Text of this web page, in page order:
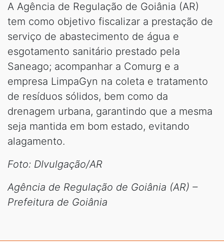
A Agência de Regulação de Goiânia (AR)
tem como objetivo fiscalizar a prestação de
serviço de abastecimento de água e
esgotamento sanitário prestado pela
Saneago; acompanhar a Comurg e a
empresa LimpaGyn na coleta e tratamento
de resíduos sólidos, bem como da
drenagem urbana, garantindo que a mesma
seja mantida em bom estado, evitando
alagamento.
Foto: DIvulgação/AR
Agência de Regulação de Goiânia (AR) –
Prefeitura de Goiânia